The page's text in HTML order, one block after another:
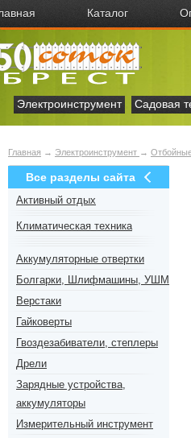
Каталог
Электроинструмент Садовая
Главная → Электроинструмент →
Все разделы сайта
Активный отдых
Климатическая техника
Аккумуляторные отвертки
Болгарки, Шлифмашины, УШМ
Верстаки
Гайковерты
Гвоздезабиватели, степлеры
Дрели
Зарядные устройства,
аккумуляторы
Измерительный инструмент